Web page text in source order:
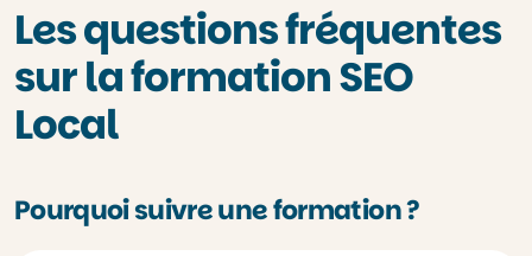
Les questions fréquentes
sur la formation SEO
Local
Pourquoi suivre une formation ?